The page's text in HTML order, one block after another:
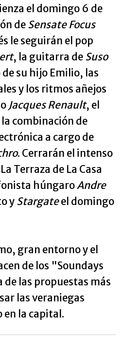
el domingo 6 de
deSensate Focus
le seguirán el pop
, la guitarra deSuso
su hijo Emilio, las
y los ritmos añejos
Jacques Renault, el
combinación de
a cargo de
. Cerrarán el intenso
Terraza de La Casa
húngaroAndre
yStargateel domingo
gran entorno y el
de los "Soundays
de las propuestas más
las veraniegas
en la capital.